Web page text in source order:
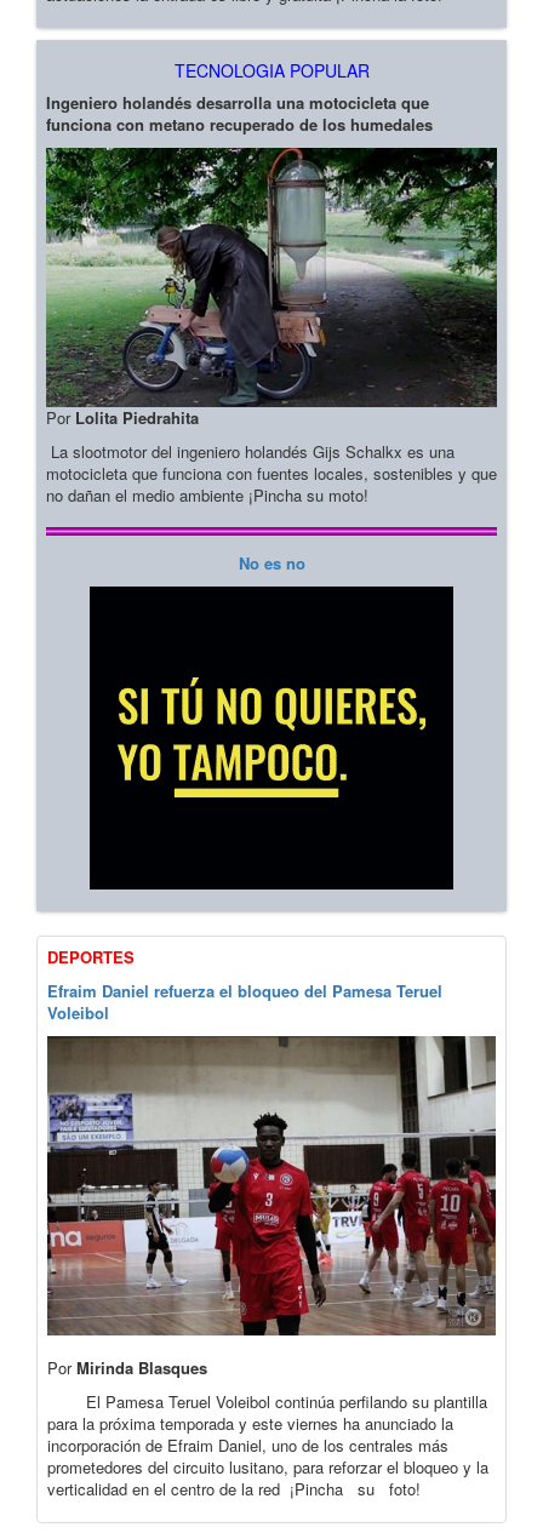
TECNOLOGIA POPULAR
Ingeniero holandés desarrolla una motocicleta que
funciona con metano recuperado de los humedales
Por Lolita Piedrahita
La slootmotor del ingeniero holandés Gijs Schalkx es una
motocicleta que funciona con fuentes locales, sostenibles y que
no dañan el medio ambiente ¡Pincha su moto!
No es no
DEPORTES
Efraim Daniel refuerza el bloqueo del Pamesa Teruel
Voleibol
PorMirinda Blasques
El Pamesa Teruel Voleibol continúa perfilando su plantilla
para la próxima temporada y este viernes ha anunciado la
incorporación de Efraim Daniel, uno de los centrales más
prometedores del circuito lusitano, para reforzar el bloqueo y la
verticalidad en el centro de la red ¡Pincha su foto!